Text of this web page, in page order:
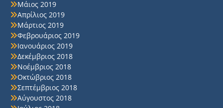
Μάιος 2019
Απρίλιος 2019
Μάρτιος 2019
Φεβρουάριος 2019
Ιανουάριος 2019
Δεκέμβριος 2018
Νοέμβριος 2018
Οκτώβριος 2018
Σεπτέμβριος 2018
Αύγουστος 2018